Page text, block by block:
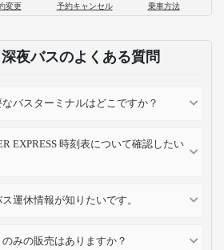
変更 予約キャンセル 乗車方法
夜バスのよくある質問
バスターミナルはどこですか？
EXPRESS 時刻表について確認したい
運休情報が知りたいです。
みの販売はありますか？